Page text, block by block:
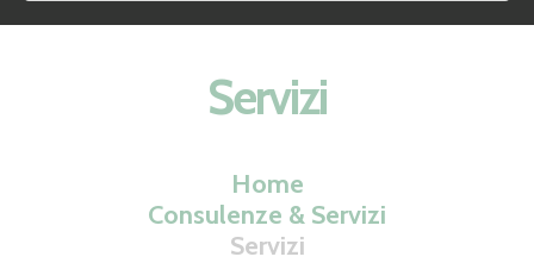
Servizi
Home
Consulenze & Servizi
Servizi